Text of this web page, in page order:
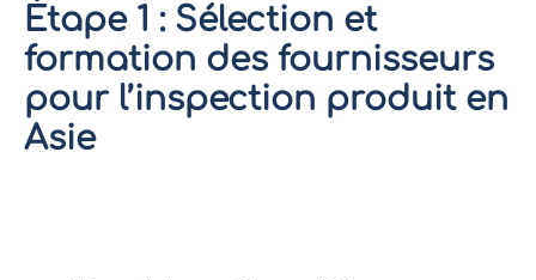
Étape 1 : Sélection et
formation des fournisseurs
pour l’inspection produit en
Asie